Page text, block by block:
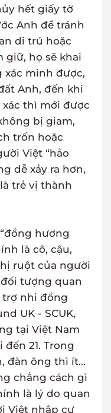
hết giấy tờ
Anh để tránh
di trú hoặc
giữ, họ sẽ khai
xác minh được,
Anh, đến khi
thì mới được
bị giam,
trốn hoặc
Việt “hảo
dễ xảy ra hơn,
trẻ vị thành
hương
là cô, cậu,
ruột của người
đối tượng quan
trợ nhi đồng
UK - SCUK,
tại Việt Nam
21. Trong
đàn ông thì ít...
chẳng cách gì
là lý do quan
Việt nhập cư